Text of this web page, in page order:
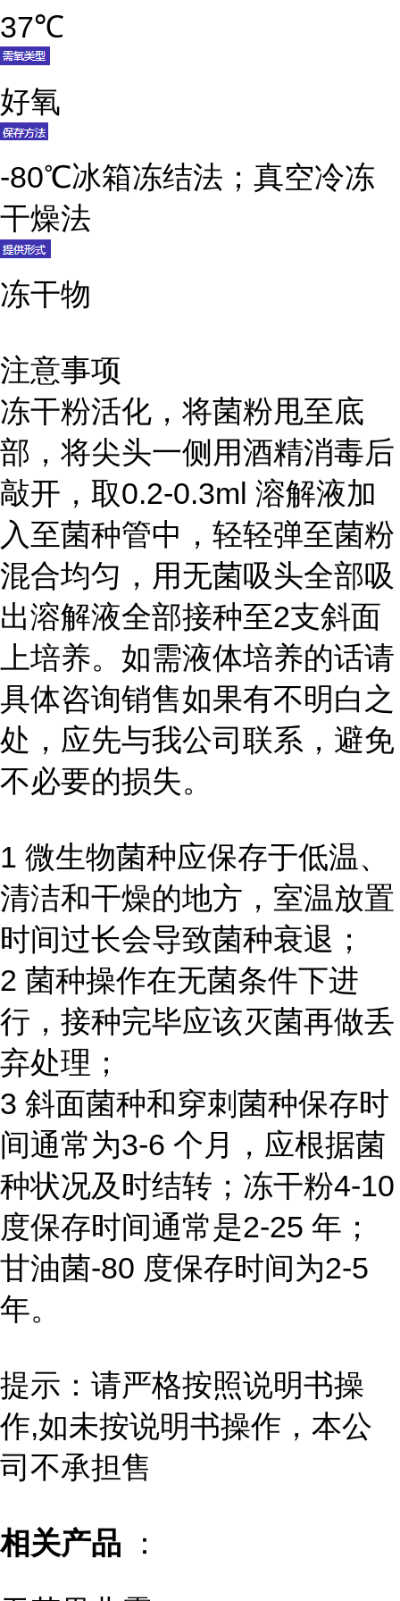
37℃
好氧
-80℃冰箱冻结法；真空冷冻
干燥法
冻干物
注意事项
冻干粉活化，将菌粉甩至底
部，将尖头一侧用酒精消毒后
敲开，取0.2-0.3ml 溶解液加
入至菌种管中，轻轻弹至菌粉
混合均匀，用无菌吸头全部吸
出溶解液全部接种至2支斜面
上培养。如需液体培养的话请
具体咨询销售如果有不明白之
处，应先与我公司联系，避免
不必要的损失。
1 微生物菌种应保存于低温、
清洁和干燥的地方，室温放置
时间过长会导致菌种衰退；
2 菌种操作在无菌条件下进
行，接种完毕应该灭菌再做丢
弃处理；
3 斜面菌种和穿刺菌种保存时
间通常为3-6 个月，应根据菌
种状况及时结转；冻干粉4-10
度保存时间通常是2-25 年；
甘油菌-80 度保存时间为2-5
年。
提示：请严格按照说明书操
作,如未按说明书操作，本公
司不承担售
相关产品 ：